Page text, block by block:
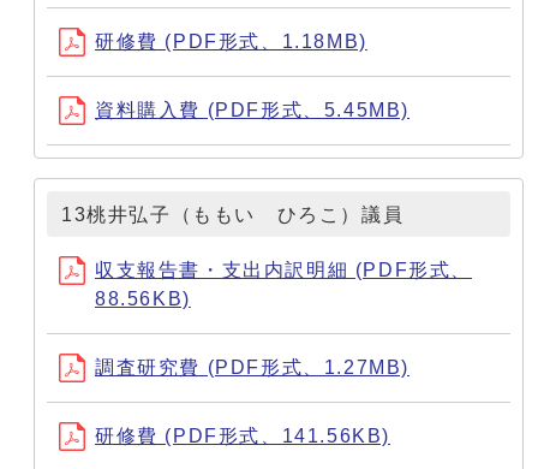
研修費 (PDF形式、1.18MB)
資料購入費 (PDF形式、5.45MB)
13桃井弘子（ももい ひろこ）議員
収支報告書・支出内訳明細 (PDF形式、
88.56KB)
調査研究費 (PDF形式、1.27MB)
研修費 (PDF形式、141.56KB)